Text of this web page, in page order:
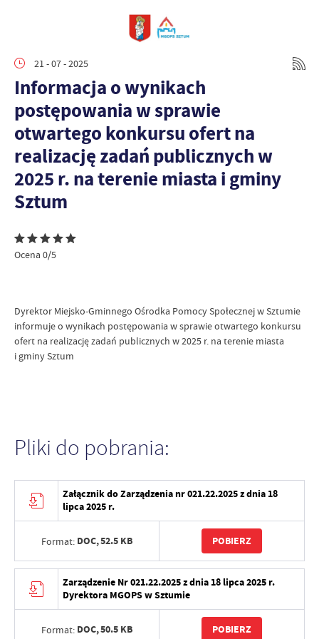
21 - 07 - 2025
Informacja o wynikach
postępowania w sprawie
otwartego konkursu ofert na
realizację zadań publicznych w
2025 r. na terenie miasta i gminy
Sztum
Ocena 0/5
Dyrektor Miejsko-Gminnego Ośrodka Pomocy Społecznej w Sztumie
informuje o wynikach postępowania w sprawie otwartego konkursu
ofert na realizację zadań publicznych w 2025 r. na terenie miasta
i gminy Sztum
Pliki do pobrania:
Załącznik do Zarządzenia nr 021.22.2025 z dnia 18
lipca 2025 r.
Format: DOC,52.5 KB POBIERZ
Zarządzenie Nr 021.22.2025 z dnia 18 lipca 2025 r.
Dyrektora MGOPS w Sztumie
Format: DOC,50.5 KB POBIERZ